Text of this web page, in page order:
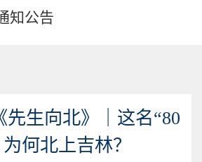
知公告
先生向北》｜这名“80
何北上吉林？